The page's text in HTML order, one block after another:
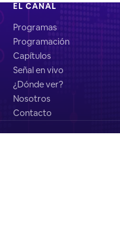
EL CANAL
Programas
Programación
Capítulos
Señal en vivo
¿Dónde ver?
Nosotros
Contacto